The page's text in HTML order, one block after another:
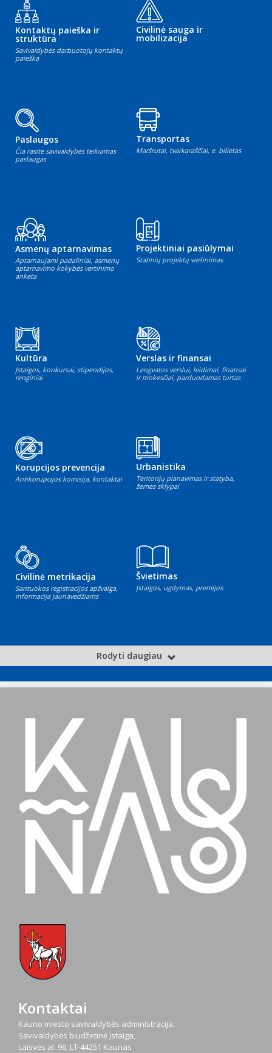
Kontaktų paieška ir
struktūra
Savivaldybės darbuotojų kontaktų
paieška
Civilinė sauga ir
mobilizacija
Paslaugos
Čia rasite savivaldybės teikiamas
paslaugas
Transportas
Maršrutai, tvarkaraščiai, e. bilietas
Asmenų aptarnavimas
Aptarnaujami padaliniai, asmenų
aptarnavimo kokybės vertinimo
anketa
Projektiniai pasiūlymai
Statinių projektų viešinimas
Kultūra
Įstaigos, konkursai, stipendijos,
renginiai
Verslas ir finansai
Lengvatos verslui, leidimai, finansai
ir mokesčiai, parduodamas turtas
Korupcijos prevencija
Antikorupcijos komisija, kontaktai
Urbanistika
Teritorijų planavimas ir statyba,
žemės sklypai
Civilinė metrikacija
Santuokos registracijos apžvalga,
informacija jaunavedžiams
Švietimas
Įstaigos, ugdymas, premijos
Rodyti daugiau
Kontaktai
Kauno miesto savivaldybės administracija,
Savivaldybės biudžetinė įstaiga,
Laisvės al. 96, LT-44251 Kaunas